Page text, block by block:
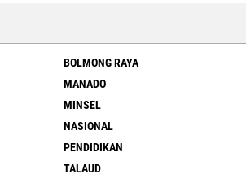
BOLMONG RAYA
MANADO
MINSEL
NASIONAL
PENDIDIKAN
TALAUD